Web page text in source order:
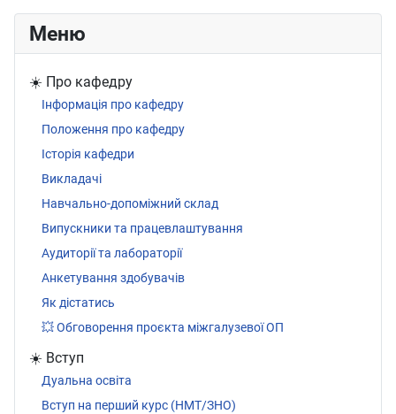
Меню
☀️ Про кафедру
Інформація про кафедру
Положення про кафедру
Історія кафедри
Викладачі
Навчально-допоміжний склад
Випускники та працевлаштування
Аудиторії та лабораторії
Анкетування здобувачів
Як дістатись
💥 Обговорення проєкта міжгалузевої ОП
☀️ Вступ
Дуальна освіта
Вступ на перший курс (НМТ/ЗНО)